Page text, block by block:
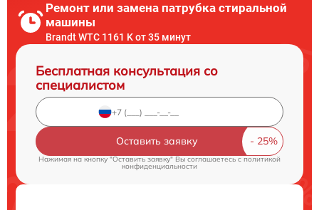
Ремонт или замена патрубка стиральной
машины
Brandt WTC 1161 K от 35 минут
Бесплатная консультация со
специалистом
Оставить заявку
Нажимая на кнопку "Оставить заявку" Вы соглашаетесь c политикой
конфиденциальности